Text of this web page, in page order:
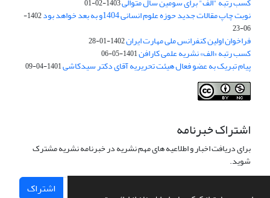
نوبت چاپ مقالات جدید حوزه علوم انسانی 1404و به بعد خواهد بود
1402-
06-23
فراخوان اولین کنفرانس ملی مهارت ایران1402-01-28
کسب رتبه «الف» نشریه علمی کارافن1401-05-06
پیام تبریک به عضو فعال هیئت تحریریه آقای دکتر سیدکاشی1401-04-09
اشتراک خبرنامه
برای دریافت اخبار و اطلاعیه های مهم نشریه در خبرنامه نشریه مشترک
شوید.
اشتراک